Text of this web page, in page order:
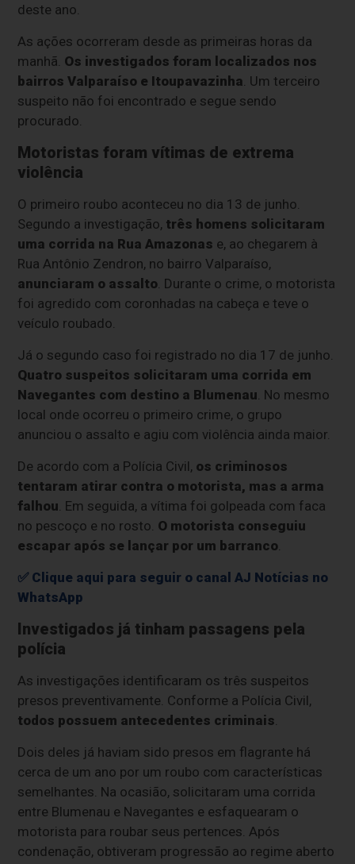
deste ano.
As ações ocorreram desde as primeiras horas da
manhã. Os investigados foram localizados nos
bairros Valparaíso e Itoupavazinha . Um terceiro
suspeito não foi encontrado e segue sendo
procurado.
Motoristas foram vítimas de extrema
violência
O primeiro roubo aconteceu no dia 13 de junho.
Segundo a investigação, três homens solicitaram
uma corrida na Rua Amazonas e, ao chegarem à
Rua Antônio Zendron, no bairro Valparaíso,
anunciaram o assalto . Durante o crime, o motorista
foi agredido com coronhadas na cabeça e teve o
veículo roubado.
Já o segundo caso foi registrado no dia 17 de junho.
Quatro suspeitos solicitaram uma corrida em
Navegantes com destino a Blumenau . No mesmo
local onde ocorreu o primeiro crime, o grupo
anunciou o assalto e agiu com violência ainda maior.
De acordo com a Polícia Civil, os criminosos
tentaram atirar contra o motorista, mas a arma
falhou . Em seguida, a vítima foi golpeada com faca
no pescoço e no rosto. O motorista conseguiu
escapar após se lançar por um barranco
✅ Clique aqui para seguir o canal AJ Notícias no
WhatsApp
Investigados já tinham passagens pela
polícia
As investigações identificaram os três suspeitos
presos preventivamente. Conforme a Polícia Civil,
todos possuem antecedentes criminais
Dois deles já haviam sido presos em flagrante há
cerca de um ano por um roubo com características
semelhantes. Na ocasião, solicitaram uma corrida
entre Blumenau e Navegantes e esfaquearam o
motorista para roubar seus pertences. Após
condenação, obtiveram progressão ao regime aberto